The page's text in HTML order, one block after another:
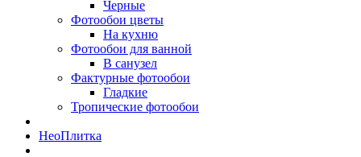
Черные
Фотообои цветы
На кухню
Фотообои для ванной
В санузел
Фактурные фотообои
Гладкие
Тропические фотообои
НеоПлитка